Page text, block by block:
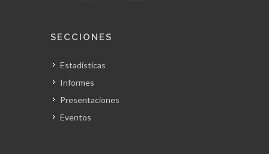
SECCIONES
Estadísticas
Informes
Presentaciones
Eventos